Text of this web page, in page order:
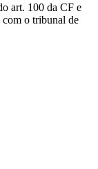
art. 100 da CF e
o tribunal de